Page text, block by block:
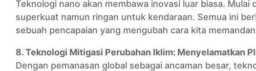
Teknologi nano akan membawa inovasi luar biasa.
superkuat namun ringan untuk kendaraan. Semua ini
sebuah pencapaian yang mengubah cara kita
8. Teknologi Mitigasi Perubahan Iklim: Menyelamatkan
Dengan pemanasan global sebagai ancaman besar,